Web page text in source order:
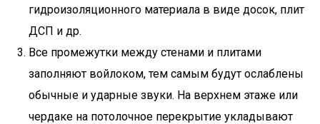
гидроизоляционного материала в виде досок, плит
ДСП и др.
Все промежутки между стенами и плитами
заполняют войлоком, тем самым будут ослаблены
обычные и ударные звуки. На верхнем этаже или
чердаке на потолочное перекрытие укладывают